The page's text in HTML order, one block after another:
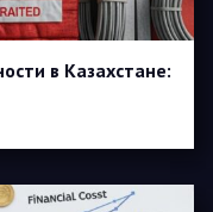
в Казахстане: